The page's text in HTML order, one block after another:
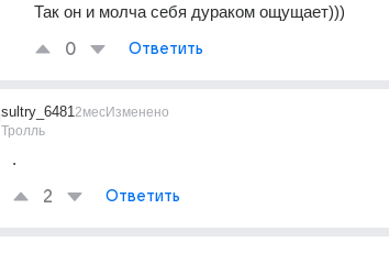
Так он и молча себя дураком ощущает)))
0 Ответить
sultry_6481
Тролль
2месИзменено
.
2 Ответить